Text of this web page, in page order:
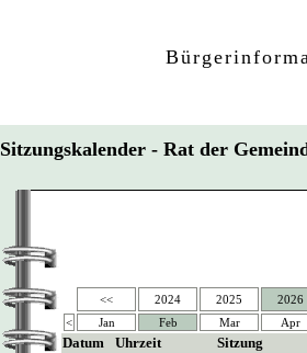
Sitzungskalender - Rat der
<< 2024 2025
2026
<
Jan Feb Mar Apr
Datum Uhrzeit Sitzung